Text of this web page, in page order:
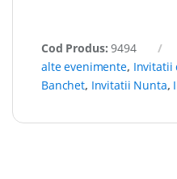
Cod Produs:9494
alte evenimente, Invitatii
Banchet, Invitatii Nunta,